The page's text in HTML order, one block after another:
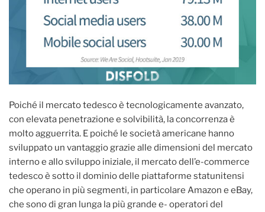
Poiché il mercato tedesco è tecnologicamente avanzato,
con elevata penetrazione e solvibilità, la concorrenza è
molto agguerrita. E poiché le società americane hanno
sviluppato un vantaggio grazie alle dimensioni del mercato
interno e allo sviluppo iniziale, il mercato dell’e-commerce
tedesco è sotto il dominio delle piattaforme statunitensi
che operano in più segmenti, in particolare Amazon e eBay,
che sono di gran lunga la più grande e- operatori del